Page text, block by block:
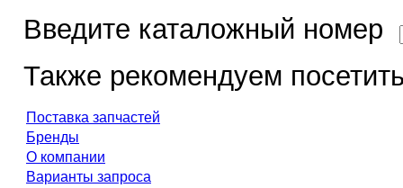
Введите каталожный номер
Также рекомендуем
Поставка запчастей
Бренды
О компании
Варианты запроса